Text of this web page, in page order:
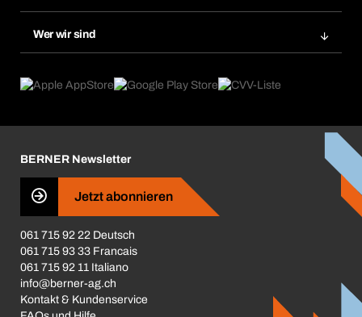
Nachbestellung
Dauerauftrag
Gefahrenstoffdatenbank
eProcurement
Produktfinder
Wer wir sind
Was uns antreibt
Business Conduct
BERNER Newsletter
Jetzt abonnieren
061 715 92 22 Deutsch
061 715 93 33 Francais
061 715 92 11 Italiano
info@berner-ag.ch
Kontakt & Kundenservice